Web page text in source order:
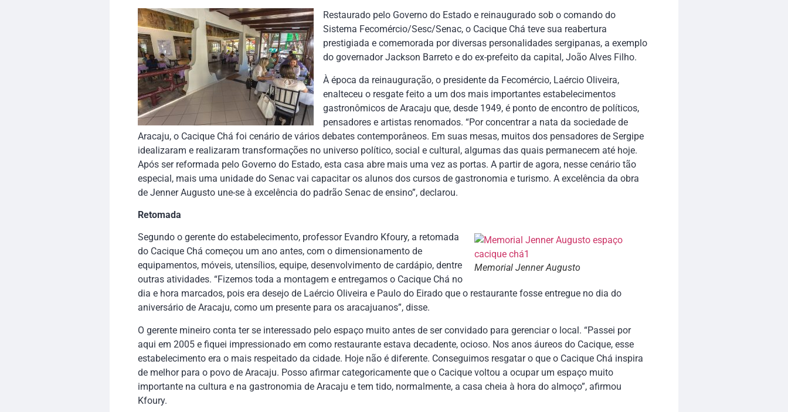
Restaurado pelo Governo do Estado e reinaugurado sob o comando do
Sistema Fecomércio/Sesc/Senac, o Cacique Chá teve sua reabertura
prestigiada e comemorada por diversas personalidades sergipanas, a exemplo
do governador Jackson Barreto e do ex-prefeito da capital, João Alves Filho.
À época da reinauguração, o presidente da Fecomércio, Laércio Oliveira,
enalteceu o resgate feito a um dos mais importantes estabelecimentos
gastronômicos de Aracaju que, desde 1949, é ponto de encontro de políticos,
pensadores e artistas renomados. “Por concentrar a nata da sociedade de
Aracaju, o Cacique Chá foi cenário de vários debates contemporâneos. Em suas mesas, muitos dos pensadores de Sergipe
idealizaram e realizaram transformações no universo político, social e cultural, algumas das quais permanecem até hoje.
Após ser reformada pelo Governo do Estado, esta casa abre mais uma vez as portas. A partir de agora, nesse cenário tão
especial, mais uma unidade do Senac vai capacitar os alunos dos cursos de gastronomia e turismo. A excelência da obra
de Jenner Augusto une-se à excelência do padrão Senac de ensino”, declarou.
Retomada
Memorial Jenner Augusto
Segundo o gerente do estabelecimento, professor Evandro Kfoury, a retomada
do Cacique Chá começou um ano antes, com o dimensionamento de
equipamentos, móveis, utensílios, equipe, desenvolvimento de cardápio, dentre
outras atividades. “Fizemos toda a montagem e entregamos o Cacique Chá no
dia e hora marcados, pois era desejo de Laércio Oliveira e Paulo do Eirado que o restaurante fosse entregue no dia do
aniversário de Aracaju, como um presente para os aracajuanos”, disse.
O gerente mineiro conta ter se interessado pelo espaço muito antes de ser convidado para gerenciar o local. “Passei por
aqui em 2005 e fiquei impressionado em como restaurante estava decadente, ocioso. Nos anos áureos do Cacique, esse
estabelecimento era o mais respeitado da cidade. Hoje não é diferente. Conseguimos resgatar o que o Cacique Chá inspira
de melhor para o povo de Aracaju. Posso afirmar categoricamente que o Cacique voltou a ocupar um espaço muito
importante na cultura e na gastronomia de Aracaju e tem tido, normalmente, a casa cheia à hora do almoço”, afirmou
Kfoury.